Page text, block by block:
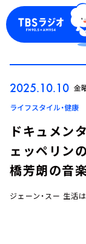
ログ
2025.10.10 金
ライフスタイル・健康
ドキュメン
ェッペリン
橋芳朗の音
ジェーン・スー 生活